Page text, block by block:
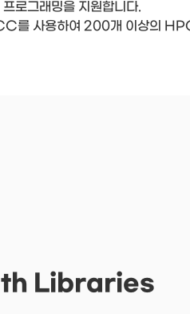
그래밍을 지원합니다.
사용하여 200개 이상의 HPC
Libraries